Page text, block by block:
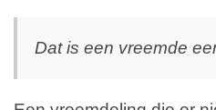
Dat is een vreemde